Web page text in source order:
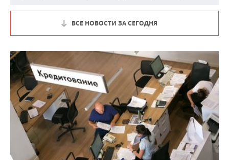
ВСЕ НОВОСТИ ЗА СЕГОДНЯ